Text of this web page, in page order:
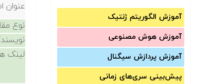
آموزش الگوریتم ژنتیک
آموزش‌ هوش مصنوعی
آموزش‌ پردازش سیگنال
پیش‌‌بینی سری‌‌های زمانی
عنوان
نوع
لینک